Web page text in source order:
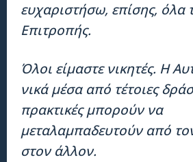
ευχαριστήσω, επίσης, όλα
Επιτροπής.
Όλοι είμαστε νικητές. Η
νικά μέσα από τέτοιες
πρακτικές μπορούν να
μεταλαμπαδευτούν από
στον άλλον.